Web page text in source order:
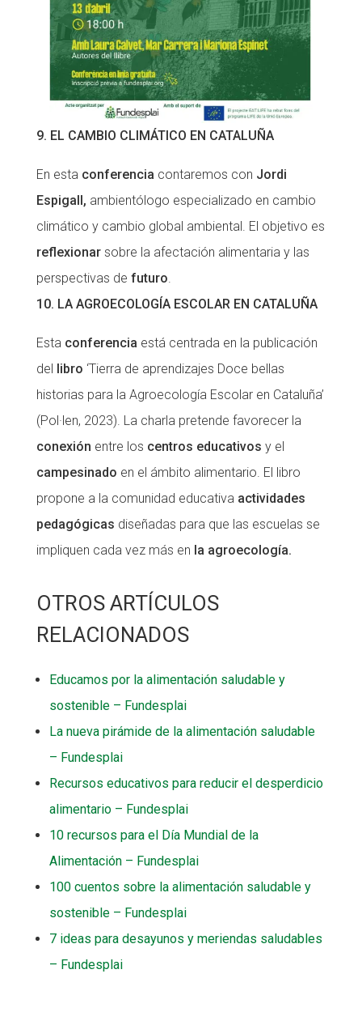
9. EL CAMBIO CLIMÁTICO EN CATALUÑA
En esta conferencia contaremos con Jordi
Espigall, ambientólogo especializado en cambio
climático y cambio global ambiental. El objetivo es
reflexionarsobre la afectación alimentaria y las
perspectivas de futuro
10. LA AGROECOLOGÍA ESCOLAR EN CATALUÑA
Esta conferencia está centrada en la publicación
del libro ‘Tierra de aprendizajes Doce bellas
historias para la Agroecología Escolar en Cataluña’
(Pol·len, 2023). La charla pretende favorecer la
conexión entre los centros educativos y el
campesinado en el ámbito alimentario. El libro
propone a la comunidad educativa actividades
pedagógicas diseñadas para que las escuelas se
impliquen cada vez más en la agroecología.
OTROS ARTÍCULOS
RELACIONADOS
Educamos por la alimentación saludable y
sostenible – Fundesplai
La nueva pirámide de la alimentación saludable
– Fundesplai
Recursos educativos para reducir el desperdicio
alimentario – Fundesplai
10 recursos para el Día Mundial de la
Alimentación – Fundesplai
100 cuentos sobre la alimentación saludable y
sostenible – Fundesplai
7 ideas para desayunos y meriendas saludables
– Fundesplai